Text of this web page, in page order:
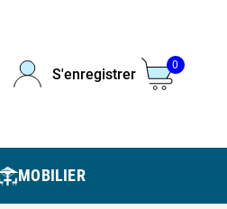
S'enregistrer
0
MOBILIER